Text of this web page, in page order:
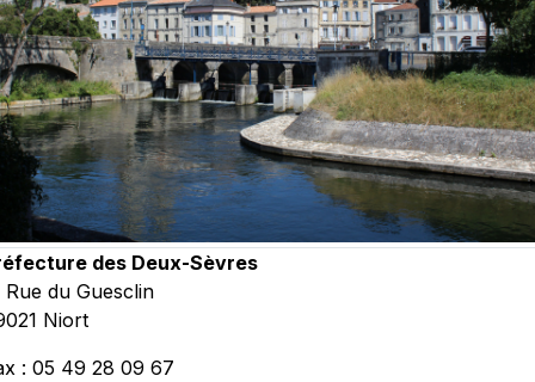
des Deux-Sèvres
Rue du Guesclin
Niort
: 05 49 28 09 67